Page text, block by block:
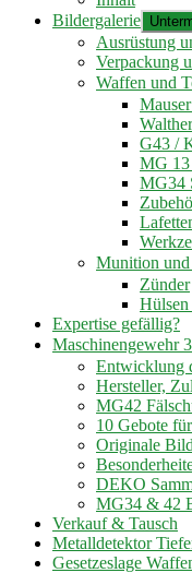
Bildergalerie
Ausrüstung
Verpackung
Waffen und
G43 /
MG 13
MG34
Munition und
Zünder
Hülsen
Expertise gefällig?
Maschinengewehr
Entwicklung
Hersteller,
MG42
10 Gebote
Originale
DEKO
MG34 & 42
Verkauf & Tausch
Metalldetektor
Gesetzeslage